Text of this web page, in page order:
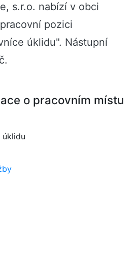
s.r.o. nabízí v obci
pozici
úklidu". Nástupní
o pracovním místu